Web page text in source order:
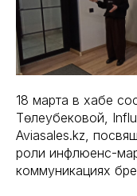
18 марта в хабе
Төлеубековой,
Aviasales.kz,
роли инфлюенс-
коммуникациях